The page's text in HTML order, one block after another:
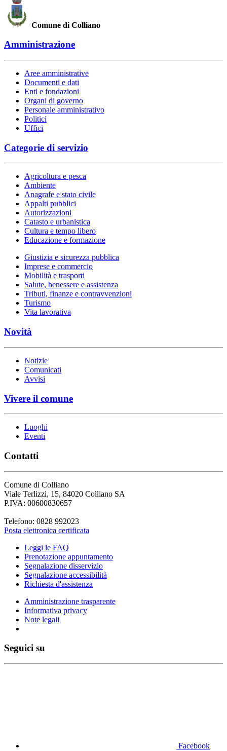
Comune di Colliano
Amministrazione
Aree amministrative
Documenti e dati
Enti e fondazioni
Organi di governo
Personale amministrativo
Politici
Uffici
Categorie di servizio
Agricoltura e pesca
Ambiente
Anagrafe e stato civile
Appalti pubblici
Autorizzazioni
Catasto e urbanistica
Cultura e tempo libero
Educazione e formazione
Giustizia e sicurezza pubblica
Imprese e commercio
Mobilità e trasporti
Salute, benessere e assistenza
Tributi, finanze e contravvenzioni
Turismo
Vita lavorativa
Novità
Notizie
Comunicati
Avvisi
Vivere il comune
Luoghi
Eventi
Contatti
Comune di Colliano
Viale Terlizzi, 15, 84020 Colliano SA
P.IVA: 00600830657
Telefono: 0828 992023
Posta elettronica certificata
Leggi le FAQ
Prenotazione appuntamento
Segnalazione disservizio
Segnalazione accessibilità
Richiesta d'assistenza
Amministrazione trasparente
Informativa privacy
Note legali
Seguici su
Facebook